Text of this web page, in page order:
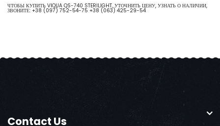
ЧТОБЫ КУПИТЬ VIQUA QS-740 STERILIGHT, УТОЧНИТЬ ЦЕНУ, УЗНАТЬ О НАЛИЧИИ,
ЗВОНИТЕ: +38 (097) 752-54-75 +38 (063) 425-29-54
Contact Us